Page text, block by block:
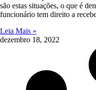
são estas situações, o que é
funcionário tem direito a
Leia Mais »
dezembro 18, 2022